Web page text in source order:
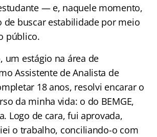
— e, naquele momento,
de buscar estabilidade por meio
público.
um estágio na área de
Assistente de Analista de
18 anos, resolvi encarar o
da minha vida: o do BEMGE,
Logo de cara, fui aprovada,
o trabalho, conciliando-o com